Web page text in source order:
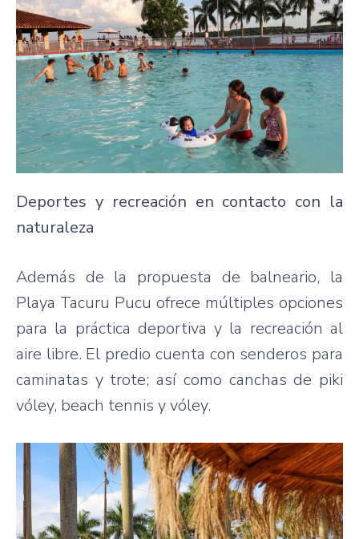
Deportes y recreación en contacto con la
naturaleza
Además de la propuesta de balneario, la
Playa Tacuru Pucu ofrece múltiples opciones
para la práctica deportiva y la recreación al
aire libre. El predio cuenta con senderos para
caminatas y trote; así como canchas de piki
vóley, beach tennis y vóley.